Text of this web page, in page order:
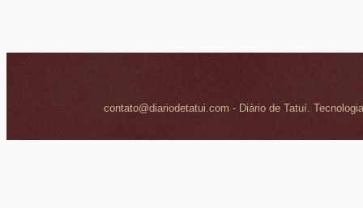
contato@diariodetatui.com - Diário de Tatuí.